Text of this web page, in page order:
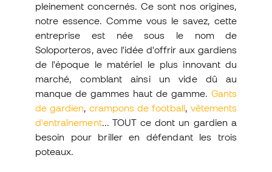
pleinement concernés. Ce sont nos origines,
notre essence. Comme vous le savez, cette
entreprise est née sous le nom de
Soloporteros, avec l'idée d'offrir aux gardiens
de l'époque le matériel le plus innovant du
marché, comblant ainsi un vide dû au
manque de gammes haut de gamme. Gants
de gardien, crampons de football, vêtements
d'entraînement... TOUT ce dont un gardien a
besoin pour briller en défendant les trois
poteaux.